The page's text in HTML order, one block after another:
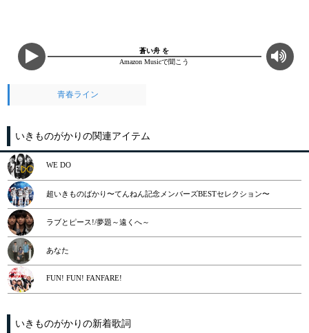
蒼い舟 を
Amazon Musicで聞こう
青春ライン
いきものがかりの関連アイテム
WE DO
超いきものばかり〜てんねん記念メンバーズBESTセレクション〜
ラブとピース!/夢題～遠くへ～
あなた
FUN! FUN! FANFARE!
いきものがかりの新着歌詞